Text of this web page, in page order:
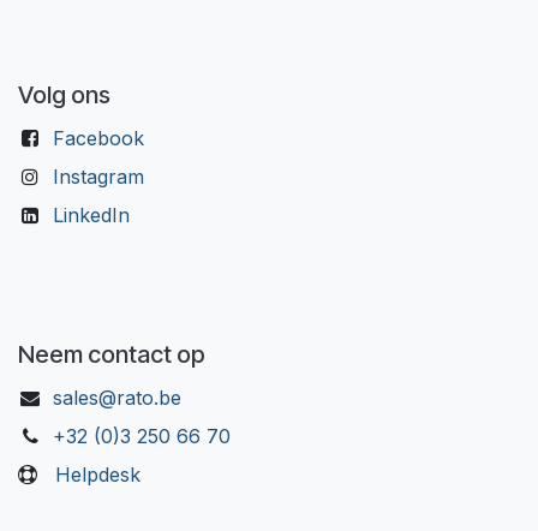
Volg ons
Facebook
Instagram
LinkedIn
Neem contact op
sales@rato.be
+32 (0)3 250 66 70
Helpdesk